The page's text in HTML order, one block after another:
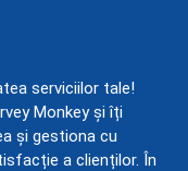
serviciilor tale!
Monkey și îți
și gestiona cu
a clienților. În